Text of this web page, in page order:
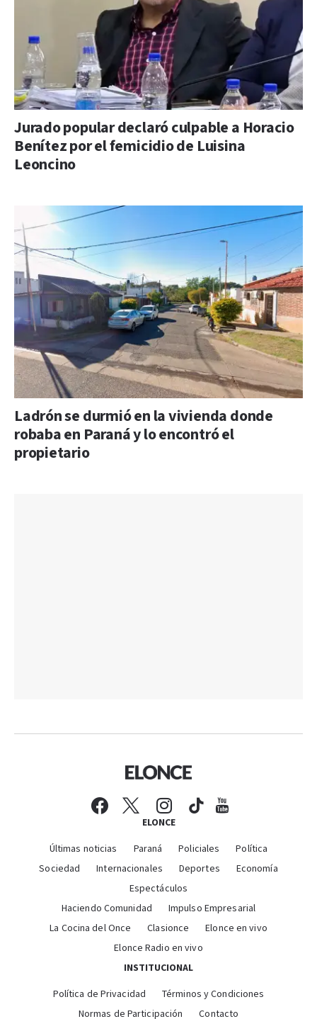
Jurado popular declaró culpable a Horacio
Benítez por el femicidio de Luisina
Leoncino
Ladrón se durmió en la vivienda donde
robaba en Paraná y lo encontró el
propietario
ELONCE
Últimas noticias Paraná Policiales
Política
Sociedad
Internacionales Deportes
Economía
Espectáculos
Haciendo Comunidad
Impulso Empresarial
La Cocina del Once
Clasionce
Elonce en vivo
Elonce Radio en vivo
INSTITUCIONAL
Política de Privacidad
Términos y Condiciones
Normas de Participación
Contacto